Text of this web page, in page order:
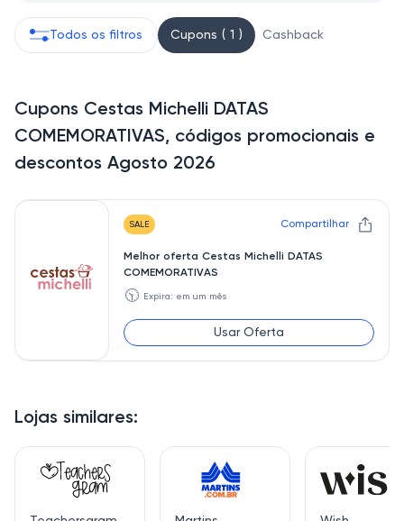
Lojas similares:
Todos os filtros Cupons ( 1 ) Cashback
Cupons Cestas Michelli DATAS
COMEMORATIVAS, códigos promocionais e
descontos Agosto 2026
SALE Compartilhar
Melhor oferta Cestas Michelli DATAS
COMEMORATIVAS
🕥 Expira: em um mês
Usar Oferta